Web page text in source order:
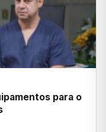
para o